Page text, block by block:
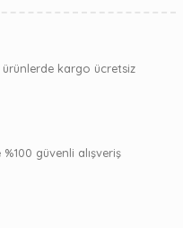
kargo ücretsiz
güvenli alışveriş